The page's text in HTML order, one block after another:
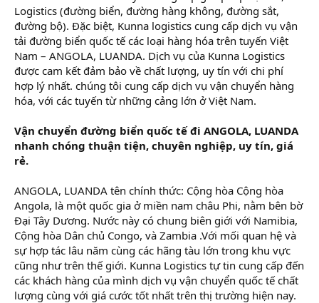
t
e
r
Logistics (đường biển, đường hàng không, đường sắt,
đường bộ). Đặc biệt, Kunna logistics cung cấp dịch vụ vận
tải đường biển quốc tế các loại hàng hóa trên tuyến Việt
Nam – ANGOLA, LUANDA. Dịch vụ của Kunna Logistics
được cam kết đảm bảo về chất lượng, uy tín với chi phí
hợp lý nhất. chúng tôi cung cấp dịch vụ vận chuyển hàng
hóa, với các tuyến từ những cảng lớn ở Việt Nam.
Vận chuyển đường biển quốc tế đi ANGOLA, LUANDA
nhanh chóng thuận tiện, chuyên nghiệp, uy tín, giá
rẻ.
ANGOLA, LUANDA tên chính thức: Cộng hòa Cộng hòa
Angola, là một quốc gia ở miền nam châu Phi, nằm bên bờ
Đại Tây Dương. Nước này có chung biên giới với Namibia,
Cộng hòa Dân chủ Congo, và Zambia .Với mối quan hệ và
sự hợp tác lâu năm cùng các hãng tàu lớn trong khu vực
cũng như trên thế giới. Kunna Logistics tự tin cung cấp đến
các khách hàng của mình dịch vụ vận chuyển quốc tế chất
lượng cùng với giá cước tốt nhất trên thị trường hiện nay.